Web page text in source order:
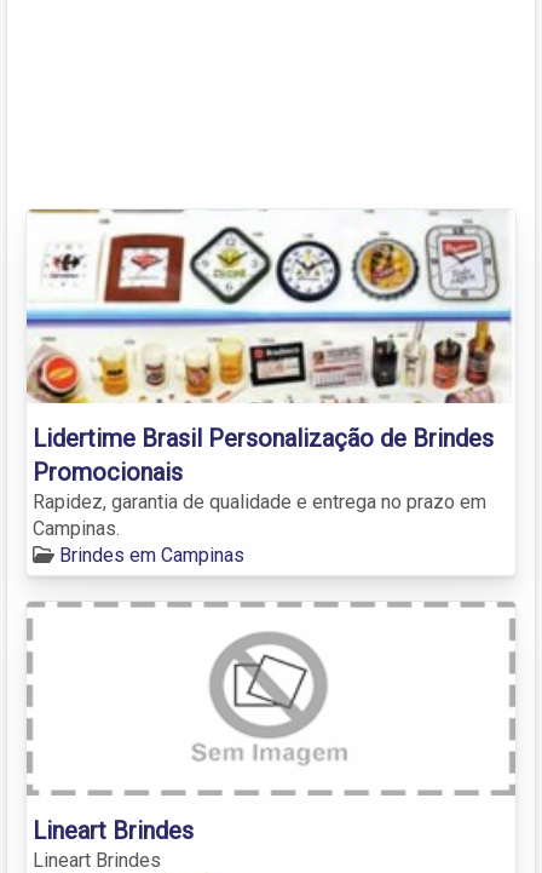
Lidertime Brasil Personalização de Brindes
Promocionais
Rapidez, garantia de qualidade e entrega no prazo em
Campinas.
Brindes em Campinas
Lineart Brindes
Lineart Brindes